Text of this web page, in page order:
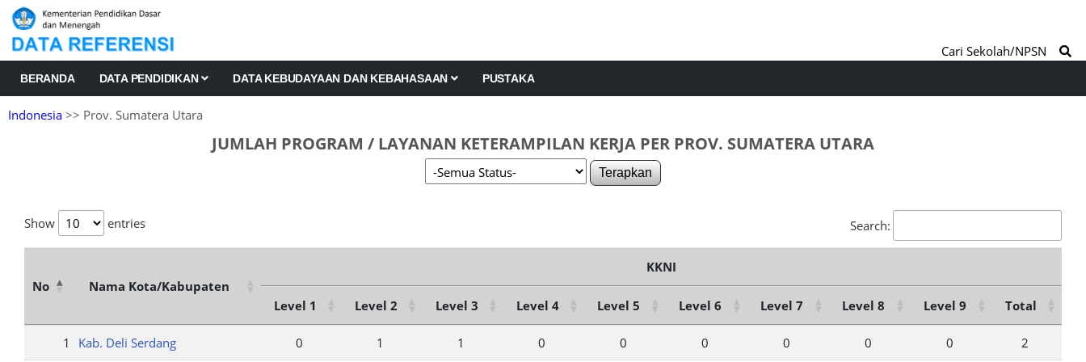
BERANDA DATA PENDIDIKAN DATA KEBUDAYAAN DAN KEBAHASAAN PUSTAKA
Cari Sekolah/NPSN
Indonesia >> Prov. Sumatera Utara
JUMLAH PROGRAM / LAYANAN KETERAMPILAN KERJA PER PROV. SUMATERA UTARA
Terapkan
Show entries Search:
No Nama Kota/Kabupaten
KKNI
Level 1 Level 2 Level 3 Level 4 Level 5 Level 6 Level 7 Level 8 Level 9 Total
1 Kab. Deli Serdang 0 1 1 0 0 0 0 0 0 2